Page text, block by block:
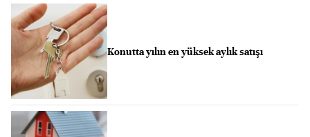
Konutta yılın en yüksek aylık satışı